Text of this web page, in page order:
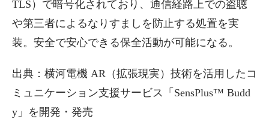
TLS）で暗号化されており、通信経路上での盗聴
や第三者によるなりすましを防止する処置を実
装。安全で安心できる保全活動が可能になる。
出典：横河電機 AR（拡張現実）技術を活用したコ
ミュニケーション支援サービス「SensPlus™ Budd
y」を開発・発売